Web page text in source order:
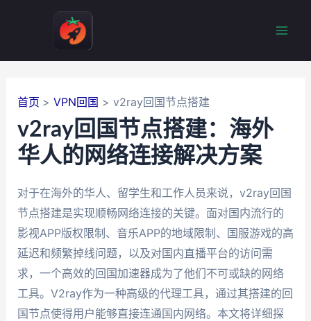
首页 VPN回国 v2ray回国节点搭建
v2ray回国节点搭建：海外
华人的网络连接解决方案
对于在海外的华人、留学生和工作人员来说，v2ray回国
节点搭建是实现顺畅网络连接的关键。面对国内流行的
影视APP版权限制、音乐APP的地域限制、国服游戏的高
延迟和频繁掉线问题，以及对国内直播平台的访问需
求，一个高效的回国加速器成为了他们不可或缺的网络
工具。V2ray作为一种高级的代理工具，通过其搭建的回
国节点使得用户能够直接连通国内网络。本文将详细探